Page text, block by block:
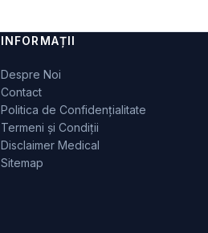
INFORMAȚII
Despre Noi
Contact
Politica de Confidențialitate
Termeni și Condiții
Disclaimer Medical
Sitemap